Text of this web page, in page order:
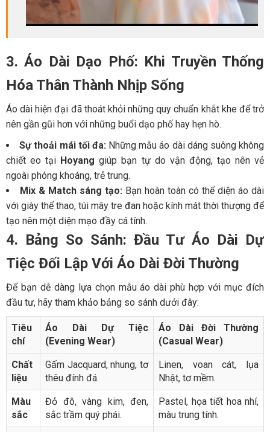
3. Áo Dài Dạo Phố: Khi Truyền Thống
Hóa Thân Thành Nhịp Sống
Áo dài hiện đại đã thoát khỏi những quy chuẩn khắt khe để trở
nên gần gũi hơn với những buổi dạo phố hay hẹn hò.
Sự thoải mái tối đa:Những mẫu áo dài dáng suông không
chiết eo tại Hoyang giúp bạn tự do vận động, tạo nên vẻ
ngoài phóng khoáng, trẻ trung.
Mix & Match sáng tạo: Bạn hoàn toàn có thể diện áo dài
với giày thể thao, túi mây tre đan hoặc kính mát thời thượng để
tạo nên một diện mạo đầy cá tính.
4. Bảng So Sánh: Đầu Tư Áo Dài Dự
Tiệc Đối Lập Với Áo Dài Đời Thường
Để bạn dễ dàng lựa chọn mẫu áo dài phù hợp với mục đích
đầu tư, hãy tham khảo bảng so sánh dưới đây:
Tiêu
chí
Áo Dài Dự Tiệc
(Evening Wear)
Áo Dài Đời Thường
(Casual Wear)
Chất
liệu
Gấm Jacquard, nhung, tơ
thêu đính đá.
Linen, voan cát, lụa
Nhật, tơ mềm.
Màu
sắc
Đỏ đô, vàng kim, đen,
sắc trầm quý phái.
Pastel, họa tiết hoa nhí,
màu trung tính.